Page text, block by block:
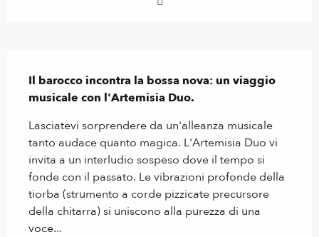
Il barocco incontra la bossa nova: un viaggio
musicale con l'Artemisia Duo.
Lasciatevi sorprendere da un'alleanza musicale
tanto audace quanto magica. L'Artemisia Duo vi
invita a un interludio sospeso dove il tempo si
fonde con il passato. Le vibrazioni profonde della
tiorba (strumento a corde pizzicate precursore
della chitarra) si uniscono alla purezza di una
voce...